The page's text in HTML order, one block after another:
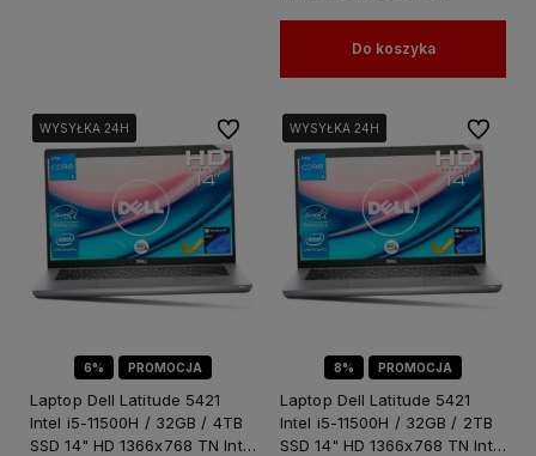
Do koszyka
6% PROMOCJA
WYSYŁKA 24H
WYSYŁKA 24H
WYSYŁKA 24H
Laptop Dell Latitude 5421
Intel i5-11500H / 32GB / 4TB
SSD 14" HD 1366x768 TN Intel
Do ulubionych
8% PROMOCJA
WYSYŁKA 24H
WYSYŁKA 24H
WYSYŁKA 24H
Laptop Dell Latitude 5421
Intel i5-11500H / 32GB / 2TB
SSD 14" HD 1366x768 TN Intel
Do